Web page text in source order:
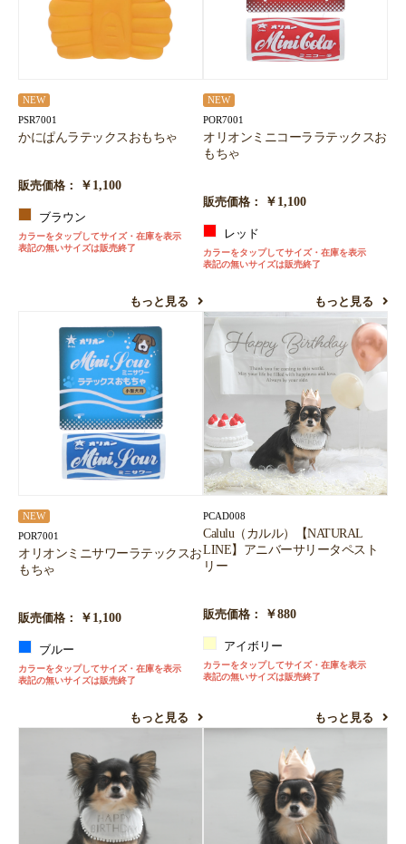
NEW
PSR7001
かにぱんラテックスおもちゃ
販売価格： ￥1,100
ブラウン
カラーをタップしてサイズ・在庫を表示
表記の無いサイズは販売終了
もっと見る
NEW
POR7001
オリオンミニコーララテックスお
もちゃ
販売価格： ￥1,100
レッド
カラーをタップしてサイズ・在庫を表示
表記の無いサイズは販売終了
もっと見る
NEW
POR7001
オリオンミニサワーラテックスお
もちゃ
販売価格： ￥1,100
ブルー
カラーをタップしてサイズ・在庫を表示
表記の無いサイズは販売終了
もっと見る
PCAD008
Calulu（カルル）【NATURAL
LINE】アニバーサリータペスト
リー
販売価格： ￥880
アイボリー
カラーをタップしてサイズ・在庫を表示
表記の無いサイズは販売終了
もっと見る